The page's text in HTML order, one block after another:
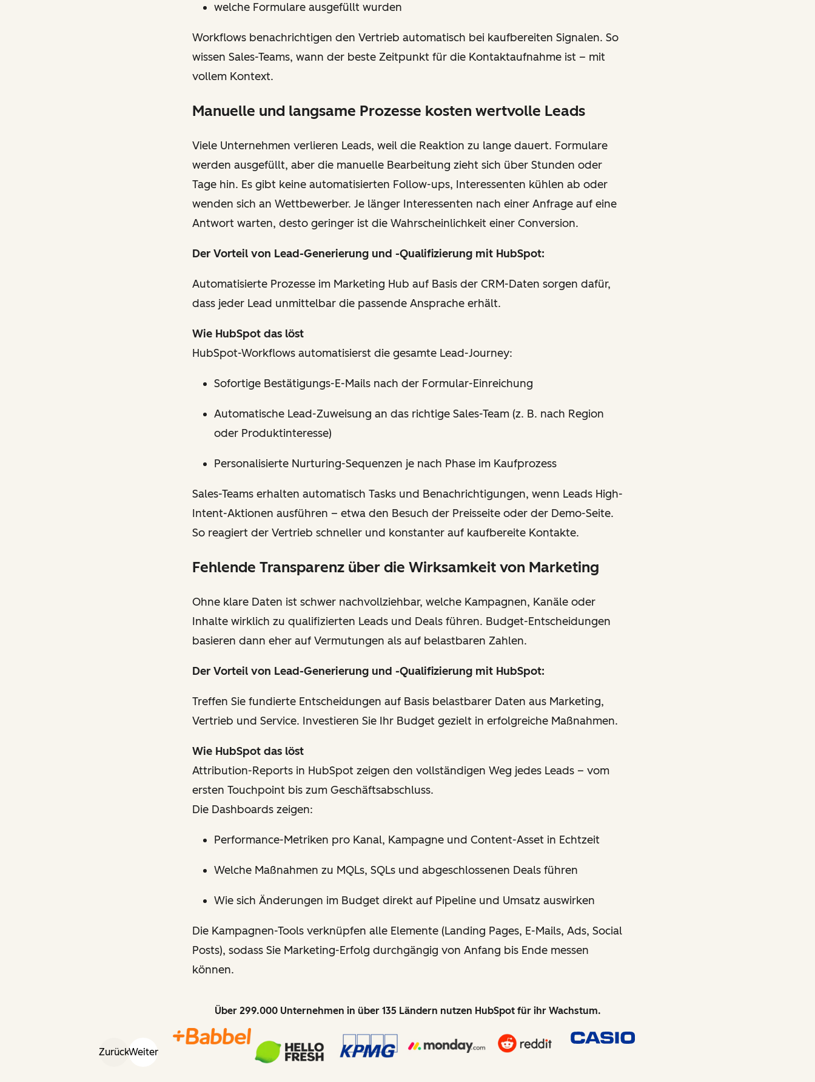
welche Formulare ausgefüllt wurden
Workflows benachrichtigen den Vertrieb automatisch bei kaufbereiten Signalen. So
wissen Sales-Teams, wann der beste Zeitpunkt für die Kontaktaufnahme ist – mit
vollem Kontext.
Manuelle und langsame Prozesse kosten wertvolle Leads
Viele Unternehmen verlieren Leads, weil die Reaktion zu lange dauert. Formulare
werden ausgefüllt, aber die manuelle Bearbeitung zieht sich über Stunden oder
Tage hin. Es gibt keine automatisierten Follow-ups, Interessenten kühlen ab oder
wenden sich an Wettbewerber. Je länger Interessenten nach einer Anfrage auf eine
Antwort warten, desto geringer ist die Wahrscheinlichkeit einer Conversion.
Der Vorteil von Lead-Generierung und -Qualifizierung mit HubSpot:
Automatisierte Prozesse im Marketing Hub auf Basis der CRM-Daten sorgen dafür,
dass jeder Lead unmittelbar die passende Ansprache erhält.
Wie HubSpot das löst
HubSpot-Workflows automatisierst die gesamte Lead-Journey:
Sofortige Bestätigungs-E-Mails nach der Formular-Einreichung
Automatische Lead-Zuweisung an das richtige Sales-Team (z. B. nach Region
oder Produktinteresse)
Personalisierte Nurturing-Sequenzen je nach Phase im Kaufprozess
Sales-Teams erhalten automatisch Tasks und Benachrichtigungen, wenn Leads High-
Intent-Aktionen ausführen – etwa den Besuch der Preisseite oder der Demo-Seite.
So reagiert der Vertrieb schneller und konstanter auf kaufbereite Kontakte.
Fehlende Transparenz über die Wirksamkeit von Marketing
Ohne klare Daten ist schwer nachvollziehbar, welche Kampagnen, Kanäle oder
Inhalte wirklich zu qualifizierten Leads und Deals führen. Budget-Entscheidungen
basieren dann eher auf Vermutungen als auf belastbaren Zahlen.
Der Vorteil von Lead-Generierung und -Qualifizierung mit HubSpot:
Treffen Sie fundierte Entscheidungen auf Basis belastbarer Daten aus Marketing,
Vertrieb und Service. Investieren Sie Ihr Budget gezielt in erfolgreiche Maßnahmen.
Wie HubSpot das löst
Attribution-Reports in HubSpot zeigen den vollständigen Weg jedes Leads – vom
ersten Touchpoint bis zum Geschäftsabschluss.
Die Dashboards zeigen:
Performance-Metriken pro Kanal, Kampagne und Content-Asset in Echtzeit
Welche Maßnahmen zu MQLs, SQLs und abgeschlossenen Deals führen
Wie sich Änderungen im Budget direkt auf Pipeline und Umsatz auswirken
Die Kampagnen-Tools verknüpfen alle Elemente (Landing Pages, E-Mails, Ads, Social
Posts), sodass Sie Marketing-Erfolg durchgängig von Anfang bis Ende messen
können.
Über 299.000 Unternehmen in über 135 Ländern nutzen HubSpot für ihr Wachstum.
ZurückWeiter